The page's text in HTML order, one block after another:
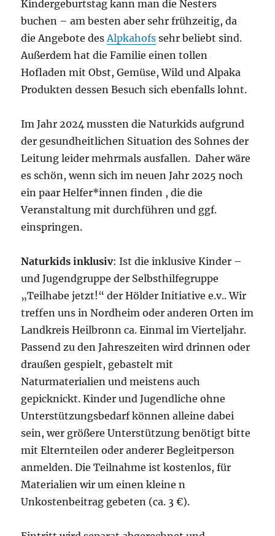
Kindergeburtstag kann man die Nesters
buchen – am besten aber sehr frühzeitig, da
die Angebote desAlpkahofs sehr beliebt sind.
Außerdem hat die Familie einen tollen
Hofladen mit Obst, Gemüse, Wild und Alpaka
Produkten dessen Besuch sich ebenfalls lohnt.
Im Jahr 2024 mussten die Naturkids aufgrund
der gesundheitlichen Situation des Sohnes der
Leitung leider mehrmals ausfallen. Daher wäre
es schön, wenn sich im neuen Jahr 2025 noch
ein paar Helfer*innen finden , die die
Veranstaltung mit durchführen und ggf.
einspringen.
Naturkids inklusiv: Ist die inklusive Kinder –
und Jugendgruppe der Selbsthilfegruppe
„Teilhabe jetzt!“ der Hölder Initiative e.v.. Wir
treffen uns in Nordheim oder anderen Orten im
Landkreis Heilbronn ca. Einmal im Vierteljahr.
Passend zu den Jahreszeiten wird drinnen oder
draußen gespielt, gebastelt mit
Naturmaterialien und meistens auch
gepicknickt. Kinder und Jugendliche ohne
Unterstützungsbedarf können alleine dabei
sein, wer größere Unterstützung benötigt bitte
mit Elternteilen oder anderer Begleitperson
anmelden. Die Teilnahme ist kostenlos, für
Materialien wir um einen kleine n
Unkostenbeitrag gebeten (ca. 3 €).